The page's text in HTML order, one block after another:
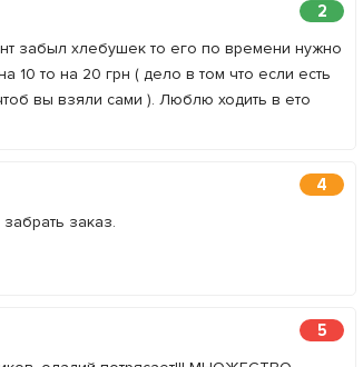
2
забыл хлебушек то его по времени нужно
10 то на 20 грн ( дело в том что если есть
вы взяли сами ). Люблю ходить в ето
4
заказ.
5